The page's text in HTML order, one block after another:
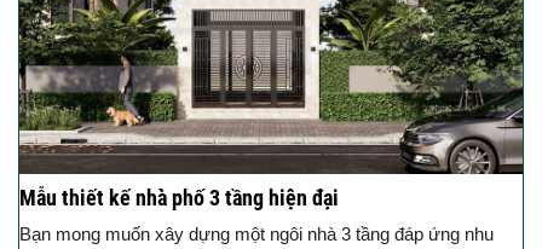
Mẫu thiết kế nhà phố 3 tầng hiện đại
Bạn mong muốn xây dựng một ngôi nhà 3 tầng đáp ứng nhu